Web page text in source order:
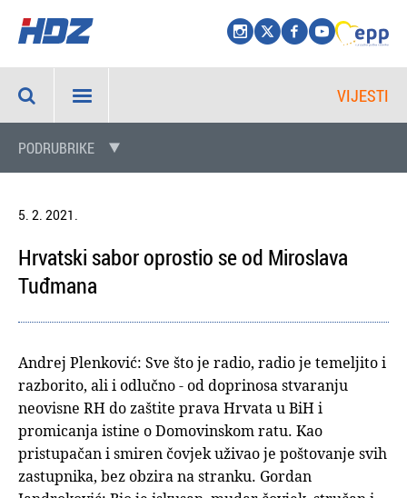
VIJESTI
PODRUBRIKE
5. 2. 2021.
Hrvatski sabor oprostio se od Miroslava
Tuđmana
Andrej Plenković: Sve što je radio, radio je temeljito i
razborito, ali i odlučno - od doprinosa stvaranju
neovisne RH do zaštite prava Hrvata u BiH i
promicanja istine o Domovinskom ratu. Kao
pristupačan i smiren čovjek uživao je poštovanje svih
zastupnika, bez obzira na stranku. Gordan